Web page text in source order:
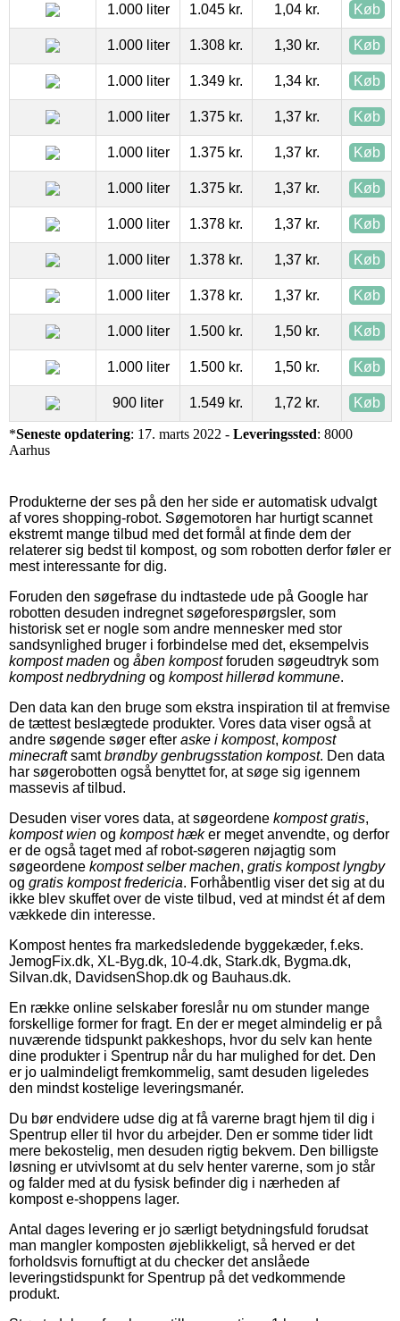
1.000 liter 1.045 kr. 1,04 kr. Køb
1.000 liter 1.308 kr. 1,30 kr. Køb
1.000 liter 1.349 kr. 1,34 kr. Køb
1.000 liter 1.375 kr. 1,37 kr. Køb
1.000 liter 1.375 kr. 1,37 kr. Køb
1.000 liter 1.375 kr. 1,37 kr. Køb
1.000 liter 1.378 kr. 1,37 kr. Køb
1.000 liter 1.378 kr. 1,37 kr. Køb
1.000 liter 1.378 kr. 1,37 kr. Køb
1.000 liter 1.500 kr. 1,50 kr. Køb
1.000 liter 1.500 kr. 1,50 kr. Køb
900 liter 1.549 kr. 1,72 kr. Køb
*Seneste opdatering: 17. marts 2022 - Leveringssted: 8000
Aarhus
Produkterne der ses på den her side er automatisk udvalgt
af vores shopping-robot. Søgemotoren har hurtigt scannet
ekstremt mange tilbud med det formål at finde dem der
relaterer sig bedst til kompost, og som robotten derfor føler er
mest interessante for dig.
Foruden den søgefrase du indtastede ude på Google har
robotten desuden indregnet søgeforespørgsler, som
historisk set er nogle som andre mennesker med stor
sandsynlighed bruger i forbindelse med det, eksempelvis
kompost maden og åben kompostforuden søgeudtryk som
kompost nedbrydning og kompost hillerød kommune.
Den data kan den bruge som ekstra inspiration til at fremvise
de tættest beslægtede produkter. Vores data viser også at
andre søgende søger efter aske i kompost, kompost
minecraftsamtbrøndby genbrugsstation kompost. Den data
har søgerobotten også benyttet for, at søge sig igennem
massevis af tilbud.
Desuden viser vores data, at søgeordene kompost gratis,
kompost wien og kompost hæker meget anvendte, og derfor
er de også taget med af robot-søgeren nøjagtig som
søgeordene kompost selber machen, gratis kompost lyngby
og gratis kompost fredericia. Forhåbentlig viser det sig at du
ikke blev skuffet over de viste tilbud, ved at mindst ét af dem
vækkede din interesse.
Kompost hentes fra markedsledende byggekæder, f.eks.
JemogFix.dk, XL-Byg.dk, 10-4.dk, Stark.dk, Bygma.dk,
Silvan.dk, DavidsenShop.dk og Bauhaus.dk.
En række online selskaber foreslår nu om stunder mange
forskellige former for fragt. En der er meget almindelig er på
nuværende tidspunkt pakkeshops, hvor du selv kan hente
dine produkter i Spentrup når du har mulighed for det. Den
er jo ualmindeligt fremkommelig, samt desuden ligeledes
den mindst kostelige leveringsmanér.
Du bør endvidere udse dig at få varerne bragt hjem til dig i
Spentrup eller til hvor du arbejder. Den er somme tider lidt
mere bekostelig, men desuden rigtig bekvem. Den billigste
løsning er utvivlsomt at du selv henter varerne, som jo står
og falder med at du fysisk befinder dig i nærheden af
kompost e-shoppens lager.
Antal dages levering er jo særligt betydningsfuld forudsat
man mangler komposten øjeblikkeligt, så herved er det
forholdsvis fornuftigt at du checker det anslåede
leveringstidspunkt for Spentrup på det vedkommende
produkt.